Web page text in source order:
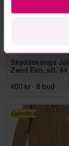
Skyddskänga
Zenit Evo, stl. 44
400 kr · 8 bud
Oanvänd